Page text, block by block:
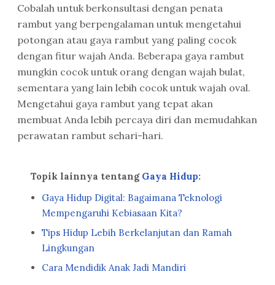
Cobalah untuk berkonsultasi dengan penata
rambut yang berpengalaman untuk mengetahui
potongan atau gaya rambut yang paling cocok
dengan fitur wajah Anda. Beberapa gaya rambut
mungkin cocok untuk orang dengan wajah bulat,
sementara yang lain lebih cocok untuk wajah oval.
Mengetahui gaya rambut yang tepat akan
membuat Anda lebih percaya diri dan memudahkan
perawatan rambut sehari-hari.
Topik lainnya tentang Gaya Hidup:
Gaya Hidup Digital: Bagaimana Teknologi
Mempengaruhi Kebiasaan Kita?
Tips Hidup Lebih Berkelanjutan dan Ramah
Lingkungan
Cara Mendidik Anak Jadi Mandiri